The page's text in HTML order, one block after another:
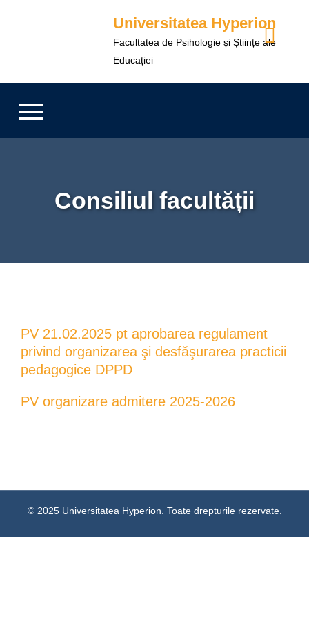
Universitatea Hyperion
Facultatea de Psihologie și Științe ale
Educației
Consiliul facultății
PV 21.02.2025 pt aprobarea regulament
privind organizarea şi desfăşurarea practicii
pedagogice DPPD
PV organizare admitere 2025-2026